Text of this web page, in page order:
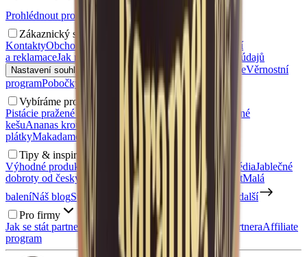
Prohlédnout produkty
Zákaznický servis
KontaktyObchodní podmínkyDoprava a platba
Vrácení
a reklamaceJak reklamovat?Zásady ochrany osobních údajů
Nastavení souhlasů s personalizací Přihlášení RegistraceVěrnostní
programPobočky a výdejní místa
Vybíráme pro vás
Pistácie pražené solené
Kešu ořechyUzené mandle
Uzené
kešuAnanas kroužky Želé medvídci bez cukru
plátkyMakadamové ořechy Zdravé snídaně
Tipy & inspirace
Výhodné produkty v akci
Napsali o nás Kontakt pro médiaJablečné
dobroty od českých sadařů
Nábor: Skladník / expedientMalá
baleníNáš blogSpolupracujte s námi ProdejnaZobrazit další
Pro firmy
Jak se stát partnerem?
Registrace partnera Přihlášení partneraAffiliate
program